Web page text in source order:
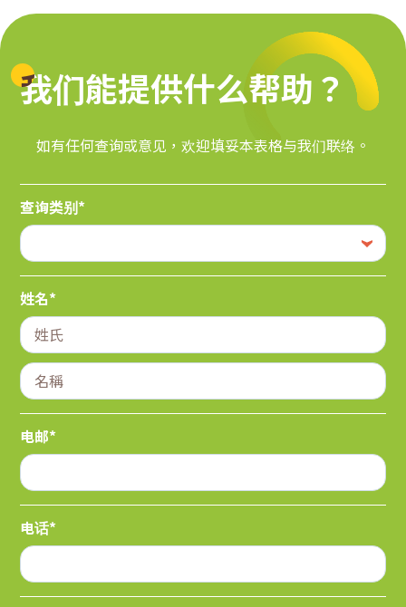
我们能提供什么帮助？
我们能提供什么帮助？
如有任何查询或意见，欢迎填妥本表格与我们联络。
查询类别*
姓名*
电邮*
电话*